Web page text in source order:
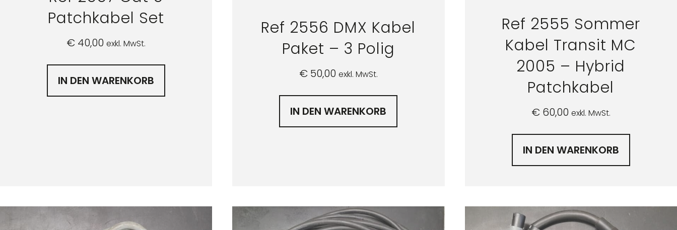
Patchkabel Set
€ 40,00 exkl. MwSt.
IN DEN WARENKORB
Ref 2556 DMX Kabel
Paket – 3 Polig
€50,00 exkl. MwSt.
IN DEN WARENKORB
Ref 2555 Sommer
Kabel Transit MC
2005 – Hybrid
Patchkabel
€60,00 exkl. MwSt.
IN DEN WARENKORB